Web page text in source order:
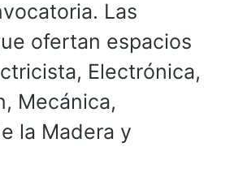
Las
ofertan espacios
Electrónica,
Mecánica,
la Madera y